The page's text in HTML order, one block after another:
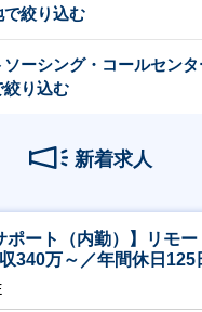
絞り込む
ソーシング・コールセンタ
り込む
新着求人
ポート（内勤）】リモ
340万～／年間休日125